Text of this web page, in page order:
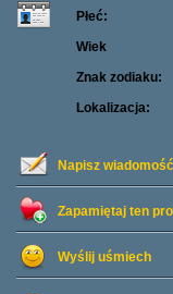
Napisz wiadomość
Zapamiętaj ten
Wyślij uśmiech
Płeć:
Wiek
Znak zodiaku:
Lokalizacja: